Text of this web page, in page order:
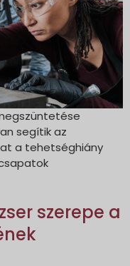
segítik az
a tehetséghiány
szerepe a